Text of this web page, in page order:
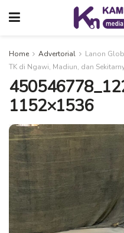
Home Advertorial
Lanon
TK di Ngawi, Madiun, dan
1152×1536